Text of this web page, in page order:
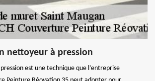
nettoyeur à pression
est une technique que l’entreprise